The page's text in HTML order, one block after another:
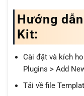
Hướng
Kit:
Cài đặt và kích
Plugins > Add
Tải về file